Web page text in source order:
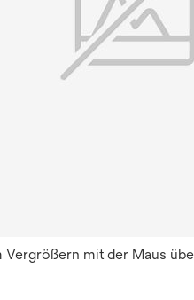
Vergrößern mit der Maus